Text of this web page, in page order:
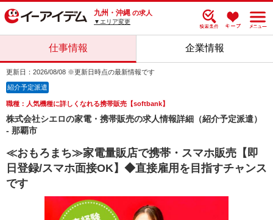
九州・沖縄 の求人
▼エリア変更
仕事情報 企業情報
更新日：2026/08/08 ※更新日時点の最新情報です
紹介予定派遣
職種：人気機種に詳しくなれる携帯販売【softbank】
株式会社シエロの家電・携帯販売の求人情報詳細（紹介予定派遣）
- 那覇市
≪おもろまち≫家電量販店で携帯・スマホ販売【即
日登録/スマホ面接OK】◆直接雇用を目指すチャンス
です